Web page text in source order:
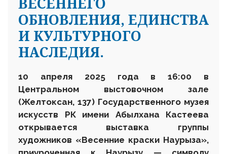
ОБНОВЛЕНИЯ, ЕДИНСТВА
И КУЛЬТУРНОГО
НАСЛЕДИЯ.
10 апреля 2025 года в 16:00 в
Центральном выстовочном зале
(Желтоксан, 137) Государственного музея
искусств РК имени Абылхана Кастеева
открывается выставка группы
художников «Весенние краски Наурыза»,